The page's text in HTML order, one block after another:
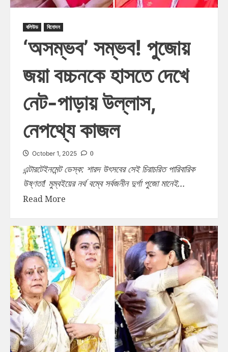
বলিউড বিনোদন
‘অসম্ভব’ সম্ভব! পুজোয়
জয়া বচ্চনকে হাসতে দেখে
নেট-পাড়ায় উল্লাস,
নেপথ্যে কাজল
October 1, 2025 0
এন্টারটেইনমেন্ট ডেস্ক: শারদ উৎসবের সেই চিরাচরিত পারিবারিক
উষ্ণতা! মুম্বইয়ের নর্থ বম্বে সর্বজনীন দুর্গা পুজো মানেই...
Read More